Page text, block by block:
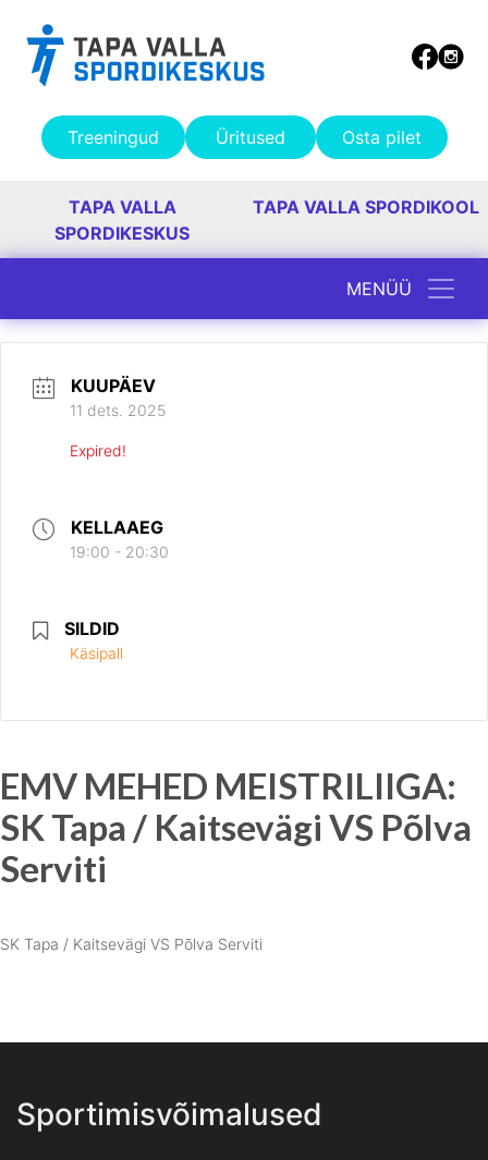
Treeningud Üritused Osta pilet
TAPA VALLA
SPORDIKESKUS
TAPA VALLA SPORDIKOOL
Peamine navigatsioon
MENÜÜ
KUUPÄEV
11 dets. 2025
Expired!
KELLAAEG
19:00 - 20:30
SILDID
Käsipall
EMV MEHED MEISTRILIIGA:
SK Tapa / Kaitsevägi VS Põlva
Serviti
SK Tapa / Kaitsevägi VS Põlva Serviti
Sportimisvõimalused